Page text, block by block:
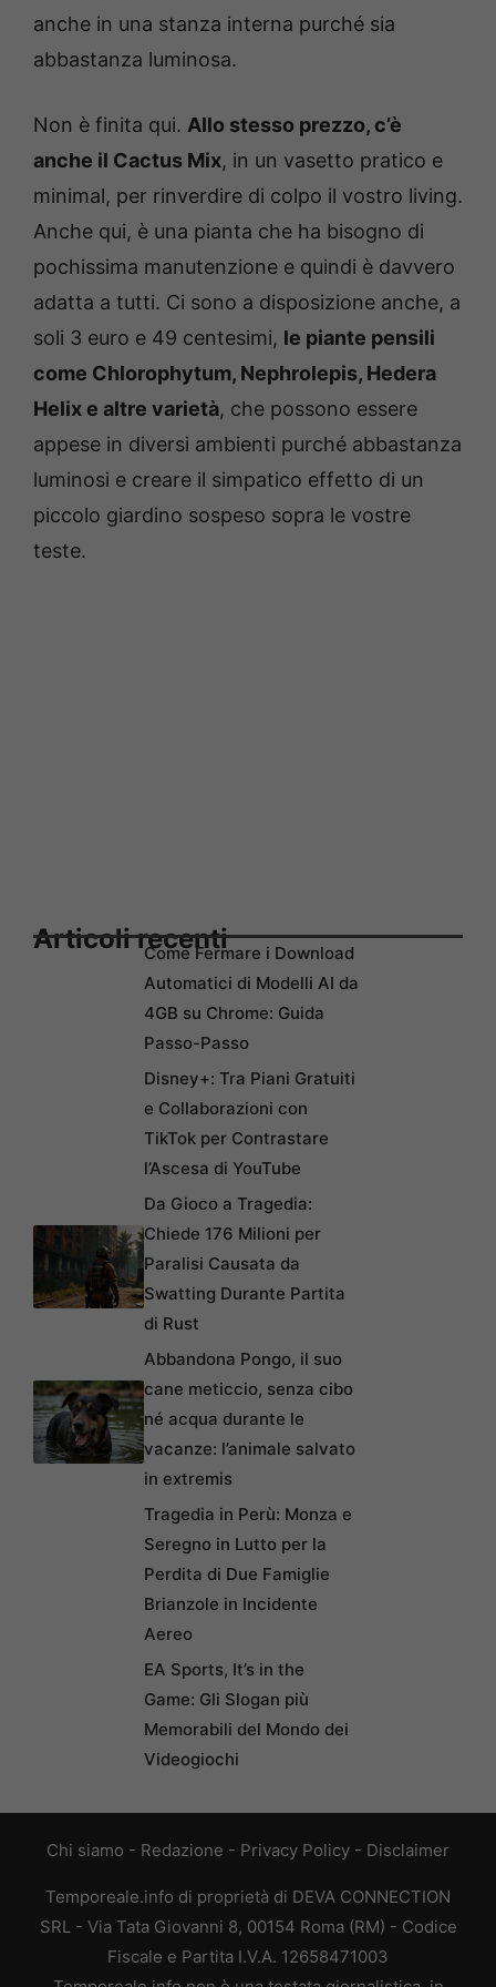
anche in una stanza interna purché sia
abbastanza luminosa.
Non è finita qui. Allo stesso prezzo, c’è
anche il Cactus Mix, in un vasetto pratico e
minimal, per rinverdire di colpo il vostro living.
Anche qui, è una pianta che ha bisogno di
pochissima manutenzione e quindi è davvero
adatta a tutti. Ci sono a disposizione anche, a
soli 3 euro e 49 centesimi, le piante pensili
come Chlorophytum, Nephrolepis, Hedera
Helix e altre varietà, che possono essere
appese in diversi ambienti purché abbastanza
luminosi e creare il simpatico effetto di un
piccolo giardino sospeso sopra le vostre
teste.
Articoli recentiCome Fermare i Download
Automatici di Modelli AI da
4GB su Chrome: Guida
Passo-Passo
Disney+: Tra Piani Gratuiti
e Collaborazioni con
TikTok per Contrastare
l’Ascesa di YouTube
Da Gioco a Tragedia:
Chiede 176 Milioni per
Paralisi Causata da
Swatting Durante Partita
di Rust
Abbandona Pongo, il suo
cane meticcio, senza cibo
né acqua durante le
vacanze: l’animale salvato
in extremis
Tragedia in Perù: Monza e
Seregno in Lutto per la
Perdita di Due Famiglie
Brianzole in Incidente
Aereo
EA Sports, It’s in the
Game: Gli Slogan più
Memorabili del Mondo dei
Videogiochi
Chi siamo - Redazione - Privacy Policy - Disclaimer
Temporeale.info di proprietà di DEVA CONNECTION
SRL - Via Tata Giovanni 8, 00154 Roma (RM) - Codice
Fiscale e Partita I.V.A. 12658471003